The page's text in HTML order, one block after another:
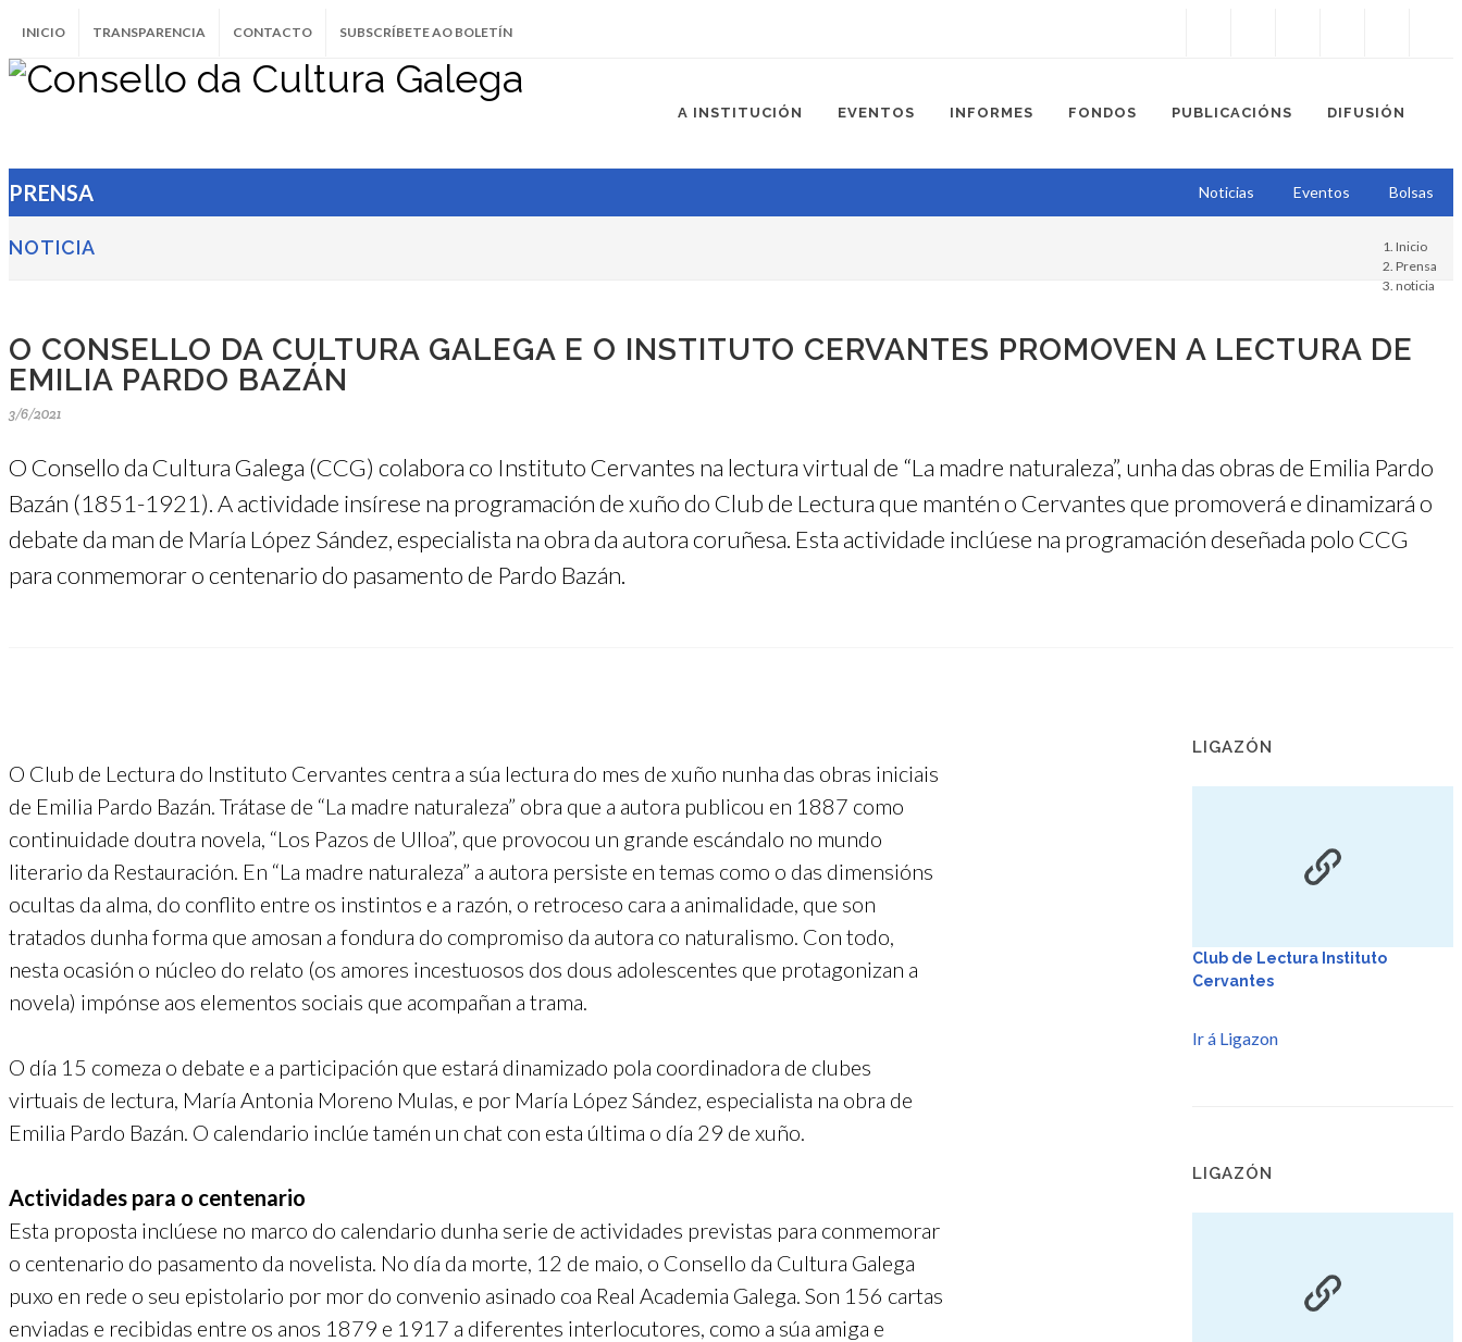
INICIO TRANSPARENCIA CONTACTO SUBSCRÍBETE AO BOLETÍN
A INSTITUCIÓN EVENTOS INFORMES FONDOS PUBLICACIÓNS DIFUSIÓN
PRENSA Noticias Eventos Bolsas
NOTICIA
Inicio
Prensa
noticia
O CONSELLO DA CULTURA GALEGA E O INSTITUTO CERVANTES PROMOVEN A LECTURA DE
EMILIA PARDO BAZÁN
3/6/2021
O Consello da Cultura Galega (CCG) colabora co Instituto Cervantes na lectura virtual de “La madre naturaleza”, unha das obras de Emilia Pardo
Bazán (1851-1921). A actividade insírese na programación de xuño do Club de Lectura que mantén o Cervantes que promoverá e dinamizará o
debate da man de María López Sández, especialista na obra da autora coruñesa. Esta actividade inclúese na programación deseñada polo CCG
para conmemorar o centenario do pasamento de Pardo Bazán.
O Club de Lectura do Instituto Cervantes centra a súa lectura do mes de xuño nunha das obras iniciais
de Emilia Pardo Bazán. Trátase de “La madre naturaleza” obra que a autora publicou en 1887 como
continuidade doutra novela, “Los Pazos de Ulloa”, que provocou un grande escándalo no mundo
literario da Restauración. En “La madre naturaleza” a autora persiste en temas como o das dimensións
ocultas da alma, do conflito entre os instintos e a razón, o retroceso cara a animalidade, que son
tratados dunha forma que amosan a fondura do compromiso da autora co naturalismo. Con todo,
nesta ocasión o núcleo do relato (os amores incestuosos dos dous adolescentes que protagonizan a
novela) impónse aos elementos sociais que acompañan a trama.
O día 15 comeza o debate e a participación que estará dinamizado pola coordinadora de clubes
virtuais de lectura, María Antonia Moreno Mulas, e por María López Sández, especialista na obra de
Emilia Pardo Bazán. O calendario inclúe tamén un chat con esta última o día 29 de xuño.
Actividades para o centenario
Esta proposta inclúese no marco do calendario dunha serie de actividades previstas para conmemorar
o centenario do pasamento da novelista. No día da morte, 12 de maio, o Consello da Cultura Galega
puxo en rede o seu epistolario por mor do convenio asinado coa Real Academia Galega. Son 156 cartas
enviadas e recibidas entre os anos 1879 e 1917 a diferentes interlocutores, como a súa amiga e
LIGAZÓN
Club de Lectura Instituto
Cervantes
Ir á Ligazon
LIGAZÓN